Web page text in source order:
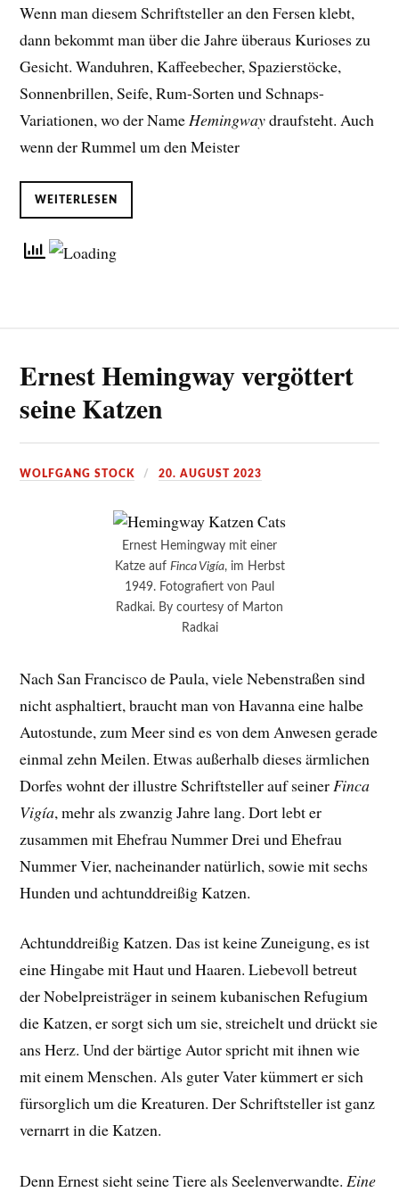
Wenn man diesem Schriftsteller an den Fersen klebt,
dann bekommt man über die Jahre überaus Kurioses zu
Gesicht. Wanduhren, Kaffeebecher, Spazierstöcke,
Sonnenbrillen, Seife, Rum-Sorten und Schnaps-
Variationen, wo der NameHemingwaydraufsteht. Auch
wenn der Rummel um den Meister
WEITERLESEN
Ernest Hemingway vergöttert
seine Katzen
WOLFGANG STOCK 20. AUGUST 2023
Ernest Hemingway mit einer
Katze auf Finca Vigía, im Herbst
1949. Fotografiert von Paul
Radkai. By courtesy of Marton
Radkai
Nach San Francisco de Paula, viele Nebenstraßen sind
nicht asphaltiert, braucht man von Havanna eine halbe
Autostunde, zum Meer sind es von dem Anwesen gerade
einmal zehn Meilen. Etwas außerhalb dieses ärmlichen
Dorfes wohnt der illustre Schriftsteller auf seiner Finca
Vigía, mehr als zwanzig Jahre lang. Dort lebt er
zusammen mit Ehefrau Nummer Drei und Ehefrau
Nummer Vier, nacheinander natürlich, sowie mit sechs
Hunden und achtunddreißig Katzen.
Achtunddreißig Katzen. Das ist keine Zuneigung, es ist
eine Hingabe mit Haut und Haaren. Liebevoll betreut
der Nobelpreisträger in seinem kubanischen Refugium
die Katzen, er sorgt sich um sie, streichelt und drückt sie
ans Herz. Und der bärtige Autor spricht mit ihnen wie
mit einem Menschen. Als guter Vater kümmert er sich
fürsorglich um die Kreaturen. Der Schriftsteller ist ganz
vernarrt in die Katzen.
Denn Ernest sieht seine Tiere als Seelenverwandte.Eine